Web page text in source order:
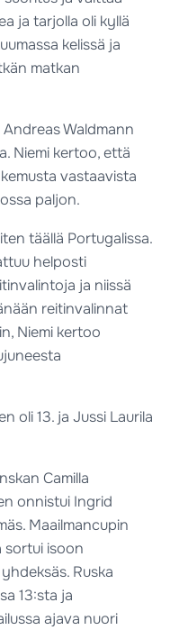
ja tarjolla oli kyllä
kelissä ja
matkan
Waldmann
Niemi kertoo, että
vastaavista
paljon.
täällä Portugalissa.
helposti
ja niissä
reitinvalinnat
Niemi kertoo
oli 13. ja Jussi Laurila
Camilla
onnistui Ingrid
Maailmancupin
sortui isoon
Ruska
13:sta ja
ajava nuori